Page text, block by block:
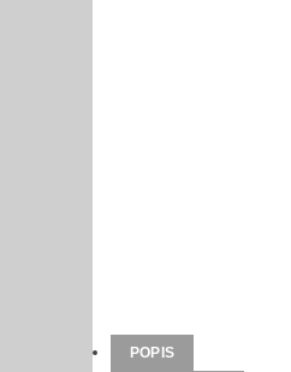
POPIS